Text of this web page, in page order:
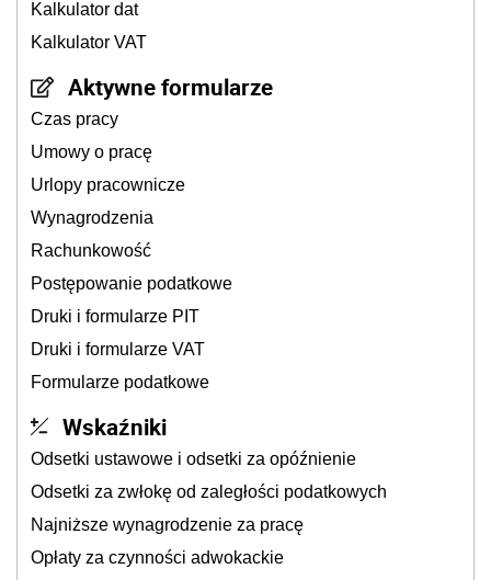
Kalkulator dat
Kalkulator VAT
Aktywne formularze
Czas pracy
Umowy o pracę
Urlopy pracownicze
Wynagrodzenia
Rachunkowość
Postępowanie podatkowe
Druki i formularze PIT
Druki i formularze VAT
Formularze podatkowe
Wskaźniki
Odsetki ustawowe i odsetki za opóźnienie
Odsetki za zwłokę od zaległości podatkowych
Najniższe wynagrodzenie za pracę
Opłaty za czynności adwokackie